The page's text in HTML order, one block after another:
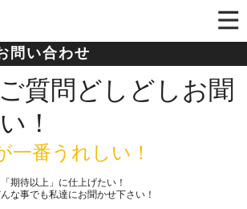
問い合わせ
質問どしどしお聞
！
一番うれしい！
期待以上」に仕上げたい！
な事でも私達にお聞かせ下さい！